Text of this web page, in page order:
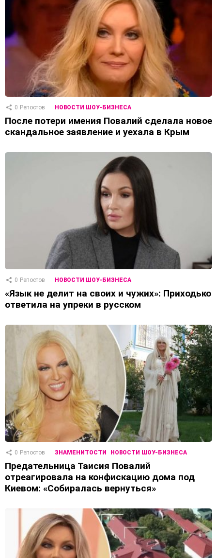
0 Репостов НОВОСТИ ШОУ-БИЗНЕСА
После потери имения Повалий сделала новое
скандальное заявление и уехала в Крым
0 Репостов НОВОСТИ ШОУ-БИЗНЕСА
«Язык не делит на своих и чужих»: Приходько
ответила на упреки в русском
0 Репостов ЗНАМЕНИТОСТИ НОВОСТИ ШОУ-БИЗНЕСА
Предательница Таисия Повалий
отреагировала на конфискацию дома под
Киевом: «Собиралась вернуться»